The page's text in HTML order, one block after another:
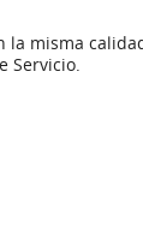
misma
Servicio.